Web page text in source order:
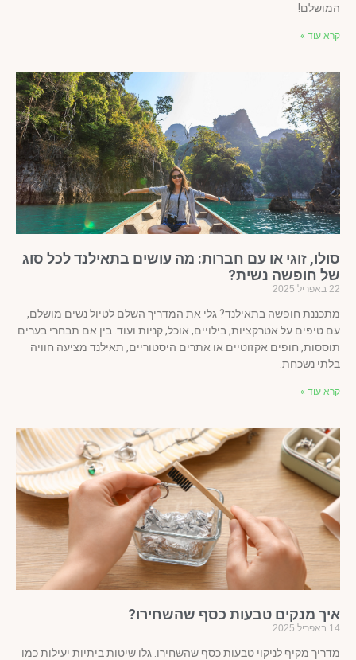
עוד »
זוגי או עם חברות: מה עושים בתאילנד לכל סוג
חופשה נשית?
חופשה בתאילנד? גלי את המדריך השלם לטיול נשים מושלם,
טיפים על אטרקציות, בילויים, אוכל, קניות ועוד. בין אם תבחרי בערים
חופים אקזוטיים או אתרים היסטוריים, תאילנד מציעה חוויה
נשכחת.
עוד »
מנקים טבעות כסף שהשחירו?
מקיף לניקוי טבעות כסף שהשחירו. גלו שיטות ביתיות יעילות כמו